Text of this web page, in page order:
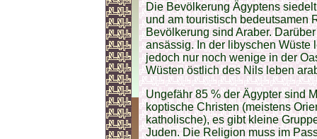
Die Bevölkerung Ägyptens
und am touristisch bedeutsamen
Bevölkerung sind Araber.
ansässig. In der libyschen Wüste
jedoch nur noch wenige in der
Wüsten östlich des Nils leben
Ungefähr 85 % der Ägypter sind
koptische Christen (meistens
katholische), es gibt kleine
Juden. Die Religion muss im